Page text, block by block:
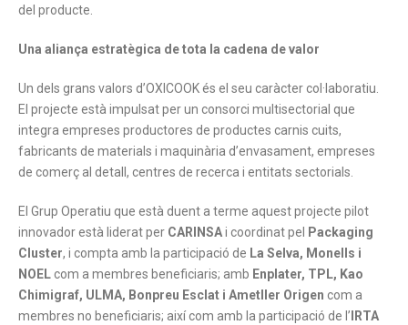
del producte.
Una aliança estratègica de tota la cadena de valor
Un dels grans valors d’OXICOOK és el seu caràcter col·laboratiu.
El projecte està impulsat per un consorci multisectorial que
integra empreses productores de productes carnis cuits,
fabricants de materials i maquinària d’envasament, empreses
de comerç al detall, centres de recerca i entitats sectorials.
El Grup Operatiu que està duent a terme aquest projecte pilot
innovador està liderat per CARINSAi coordinat pel Packaging
Cluster, i compta amb la participació de La Selva, Monells i
NOELcom a membres beneficiaris; amb Enplater, TPL, Kao
Chimigraf, ULMA, Bonpreu Esclat i Ametller Origen com a
membres no beneficiaris; així com amb la participació de l’IRTA